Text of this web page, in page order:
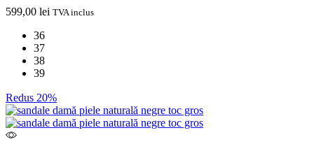
599,00 lei TVA inclus
36
37
38
39
Redus 20%